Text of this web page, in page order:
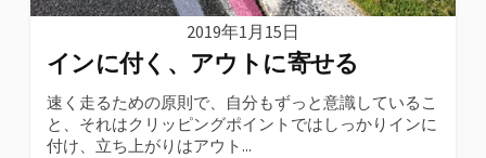
2019年1月15日
インに付く、アウトに寄せる
速く走るための原則で、自分もずっと意識しているこ
と、それはクリッピングポイントではしっかりインに
付け、立ち上がりはアウト...